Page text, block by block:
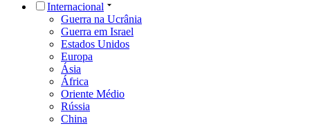
Internacional
Guerra na Ucrânia
Guerra em Israel
Estados Unidos
Europa
Ásia
África
Oriente Médio
Rússia
China